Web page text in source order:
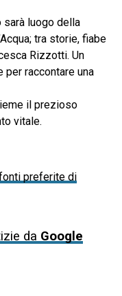
sarà luogo della
tra storie, fiabe
Rizzotti. Un
raccontare una
il prezioso
vitale.
preferite di
da Google